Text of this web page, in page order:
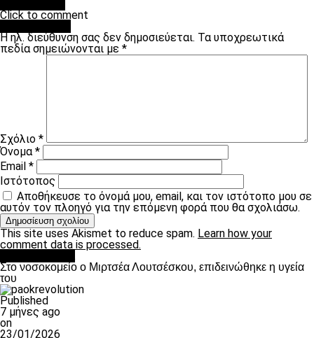
Click to comment
Η ηλ. διεύθυνση σας δεν δημοσιεύεται. Τα υποχρεωτικά
πεδία σημειώνονται με *
Σχόλιο *
Όνομα*
Email *
Ιστότοπος
Αποθήκευσε το όνομά μου, email, και τον ιστότοπο μου σε
αυτόν τον πλοηγό για την επόμενη φορά που θα σχολιάσω.
This site uses Akismet to reduce spam. Learn how your
comment data is processed.
Στο νοσοκομείο ο Μιρτσέα Λουτσέσκου, επιδεινώθηκε η υγεία
του
Published
7 μήνες ago
on
23/01/2026